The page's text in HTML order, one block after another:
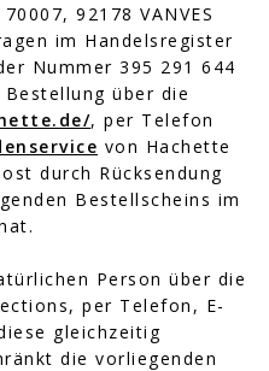
92178 VANVES
im Handelsregister
Nummer 395 291 644
über die
, per Telefon
von Hachette
durch Rücksendung
Bestellscheins im
Person über die
per Telefon, E-
gleichzeitig
die vorliegenden